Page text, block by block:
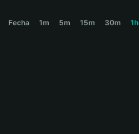
Español (Argentina)
Fecha 1m 5m 15m 30m 1h